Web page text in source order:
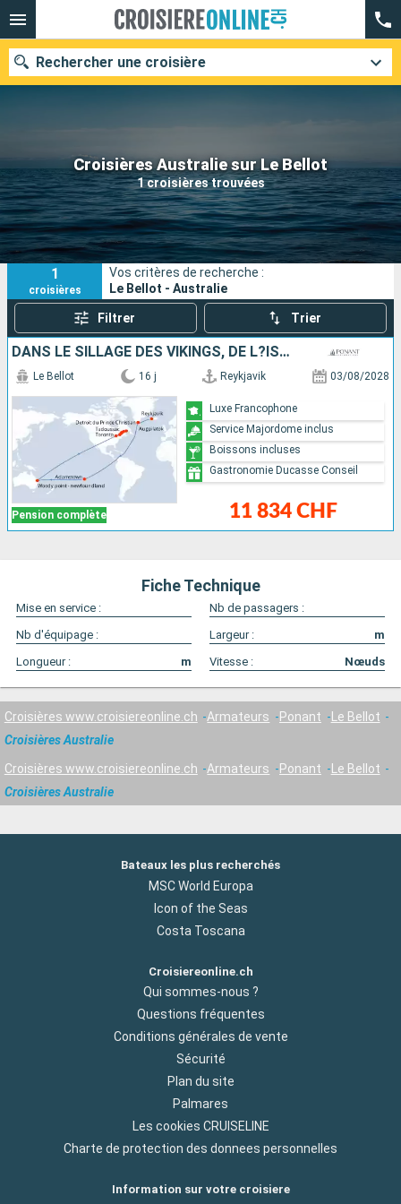
Croisières Australie sur Le Bellot
1 croisières trouvées
Rechercher une croisière
Nos destinations
Mois de départ
Ports Compagnies
Rechercher
1
croisières
Vos critères de recherche :
Le Bellot - Australie
Filtrer Trier
DANS LE SILLAGE DES VIKINGS, DE L?ISLANDE AU CANADA
Pension complète
Le Bellot 16 j Reykjavik 03/08/2028
11 834 CHF
Luxe Francophone
Service Majordome inclus
Boissons incluses
Gastronomie Ducasse Conseil
Fiche Technique
Mise en service :
Nb de passagers :
Nb d'équipage :
Largeur :
m
Longueur :
m Vitesse : Nœuds
Croisières www.croisiereonline.ch Armateurs Ponant
Le Bellot
Croisières Australie
Croisières www.croisiereonline.ch Armateurs Ponant
Le Bellot
Croisières Australie
Bateaux les plus recherchés
MSC World Europa
Icon of the Seas
Costa Toscana
Croisiereonline.ch
Qui sommes-nous ?
Questions fréquentes
Conditions générales de vente
Sécurité
Plan du site
Palmares
Les cookies CRUISELINE
Charte de protection des donnees personnelles
Information sur votre croisiere